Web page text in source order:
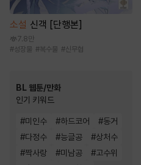
소설 신객 [단행본]
7.8만
#성장물 #복수물 #신무협
BL 웹툰/만화
인기 키워드
#미인수 #하드코어 #동거
#다정수 #능글공 #상처수
#짝사랑 #미남공 #고수위